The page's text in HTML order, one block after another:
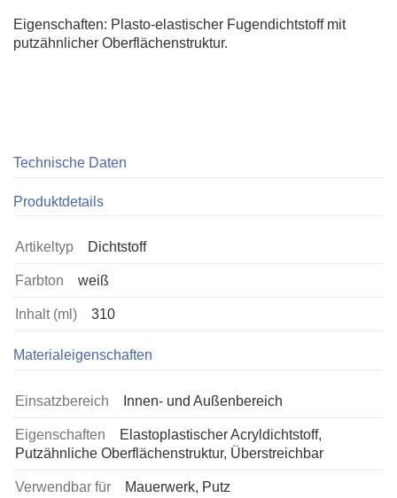
Eigenschaften: Plasto-elastischer Fugendichtstoff mit
putzähnlicher Oberflächenstruktur.
Technische Daten
Produktdetails
Artikeltyp Dichtstoff
Farbton weiß
Inhalt (ml) 310
Materialeigenschaften
Einsatzbereich Innen- und Außenbereich
Eigenschaften
Elastoplastischer Acryldichtstoff,
Putzähnliche Oberflächenstruktur, Überstreichbar
Verwendbar für Mauerwerk, Putz